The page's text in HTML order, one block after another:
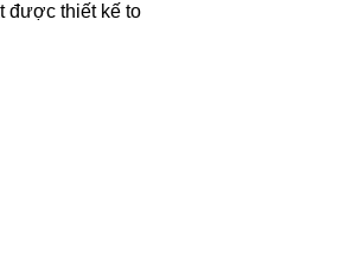
được thiết kế to